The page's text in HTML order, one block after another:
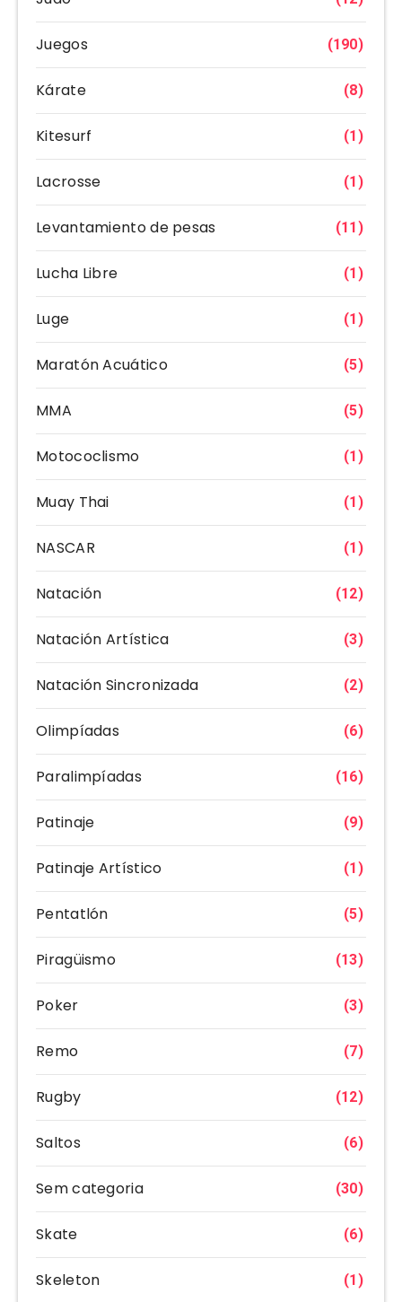
Juegos (190)
Kárate (8)
Kitesurf (1)
Lacrosse (1)
Levantamiento de pesas (11)
Lucha Libre (1)
Luge (1)
Maratón Acuático (5)
MMA (5)
Motococlismo (1)
Muay Thai (1)
NASCAR (1)
Natación (12)
Natación Artística (3)
Natación Sincronizada (2)
Olimpíadas (6)
Paralimpíadas (16)
Patinaje (9)
Patinaje Artístico (1)
Pentatlón (5)
Piragüismo (13)
Poker (3)
Remo (7)
Rugby (12)
Saltos (6)
Sem categoria (30)
Skate (6)
Skeleton (1)